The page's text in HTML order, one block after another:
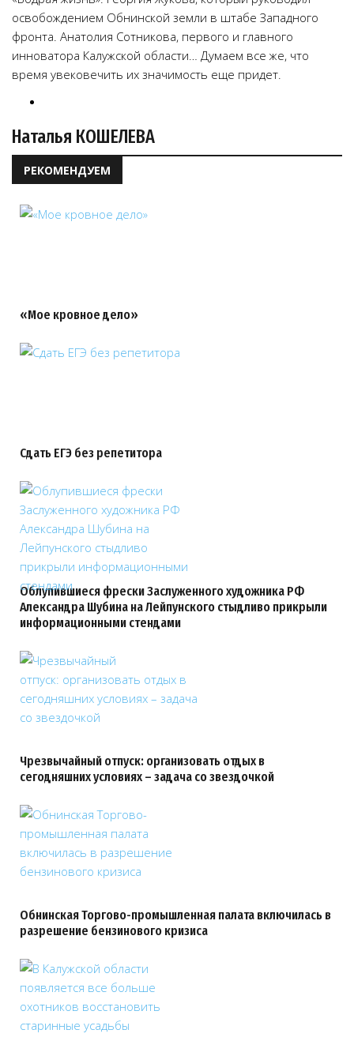
освобождением Обнинской земли в штабе Западного
фронта. Анатолия Сотникова, первого и главного
инноватора Калужской области… Думаем все же, что
время увековечить их значимость еще придет.
Наталья КОШЕЛЕВА
РЕКОМЕНДУЕМ
«Мое кровное дело»
Сдать ЕГЭ без репетитора
Облупившиеся фрески Заслуженного художника РФ
Александра Шубина на Лейпунского стыдливо прикрыли
информационными стендами
Чрезвычайный отпуск: организовать отдых в
сегодняшних условиях – задача со звездочкой
Обнинская Торгово-промышленная палата включилась в
разрешение бензинового кризиса